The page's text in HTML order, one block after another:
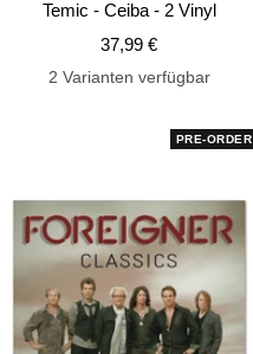
Temic - Ceiba - 2 Vinyl
Angebotspreis
37,99 €
2 Varianten verfügbar
PRE-ORDER